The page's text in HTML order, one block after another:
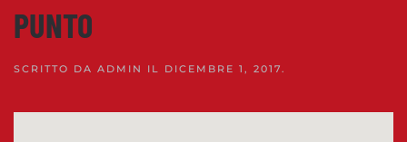
PUNTO
SCRITTO DA ADMIN IL DICEMBRE 1, 2017.